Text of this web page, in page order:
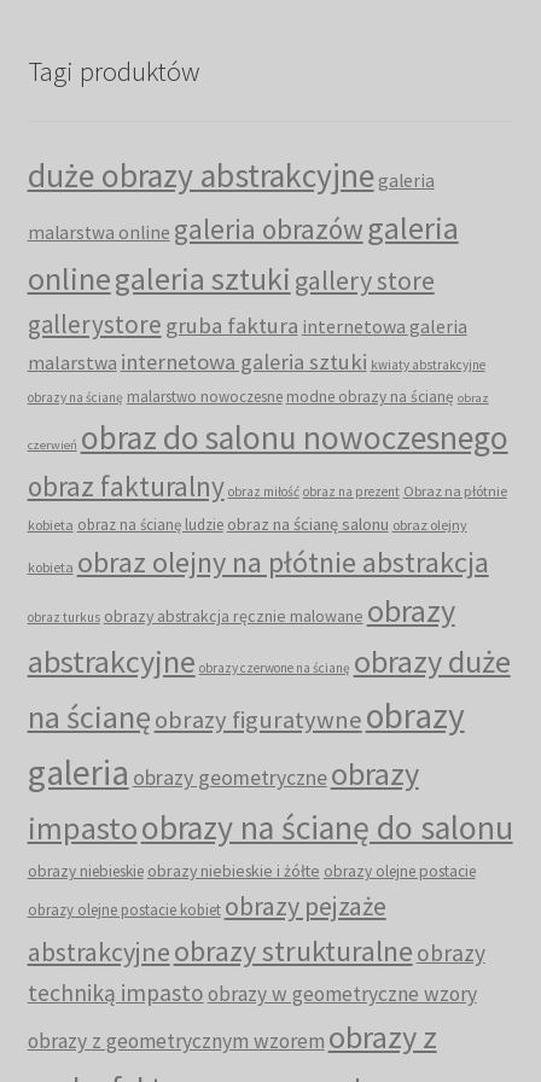
Tagi produktów
duże obrazy abstrakcyjne galeria
malarstwa online galeria obrazów galeria
onlinegaleria sztuki gallery store
gallerystore gruba faktura internetowa galeria
malarstwa internetowa galeria sztuki kwiaty abstrakcyjne
obrazy na ścianę malarstwo nowoczesne modne obrazy na ścianę obraz
czerwień obraz do salonu nowoczesnego
obraz fakturalny obraz miłość obraz na prezent Obraz na płótnie
kobieta obraz na ścianę ludzie obraz na ścianę salonu obraz olejny
kobieta obraz olejny na płótnie abstrakcja
obraz turkus obrazy abstrakcja ręcznie malowane obrazy
abstrakcyjne obrazy czerwone na ścianę obrazy duże
na ścianęobrazy figuratywneobrazy
galeria obrazy geometryczneobrazy
impastoobrazy na ścianę do salonu
obrazy niebieskie obrazy niebieskie i żółte obrazy olejne postacie
obrazy olejne postacie kobiet obrazy pejzaże
abstrakcyjneobrazy strukturalne obrazy
techniką impastoobrazy w geometryczne wzory
obrazy z geometrycznym wzorem obrazy z